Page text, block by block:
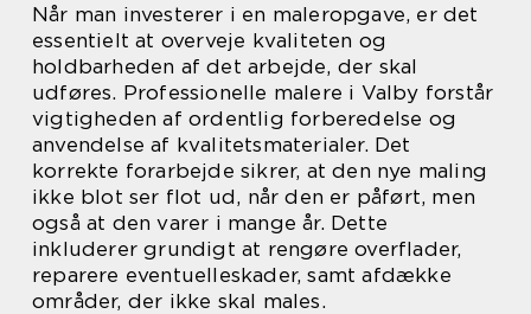
Når man investerer i en maleropgave, er det
essentielt at overveje kvaliteten og
holdbarheden af det arbejde, der skal
udføres. Professionelle malere i Valby forstår
vigtigheden af ordentlig forberedelse og
anvendelse af kvalitetsmaterialer. Det
korrekte forarbejde sikrer, at den nye maling
ikke blot ser flot ud, når den er påført, men
også at den varer i mange år. Dette
inkluderer grundigt at rengøre overflader,
reparere eventuelleskader, samt afdække
områder, der ikke skal males.